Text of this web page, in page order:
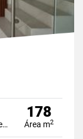
Estacionamiento
178
Área m2